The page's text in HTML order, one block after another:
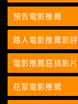
預告電影推薦
路人電影推薦影評
電影推薦惡搞影片
花絮電影推薦